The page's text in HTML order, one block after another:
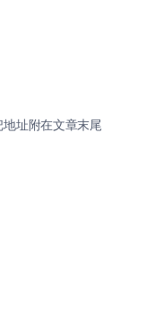
址附在文章末尾